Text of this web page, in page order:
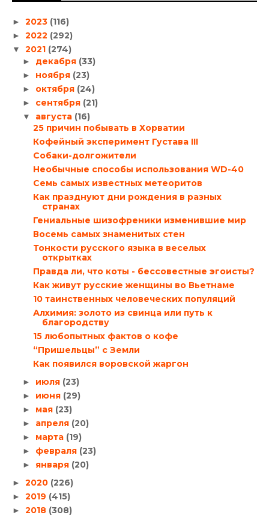
► 2023 (116)
► 2022 (292)
▼ 2021 (274)
► декабря (33)
► ноября (23)
► октября (24)
► сентября (21)
▼ августа (16)
25 причин побывать в Хорватии
Кофейный эксперимент Густава III
Собаки-долгожители
Необычные способы использования WD-40
Семь самых известных метеоритов
Как празднуют дни рождения в разных
странах
Гениальные шизофреники изменившие мир
Восемь самых знаменитых стен
Тонкости русского языка в веселых
открытках
Правда ли, что коты - бессовестные эгоисты?
Как живут русские женщины во Вьетнаме
10 таинственных человеческих популяций
Алхимия: золото из свинца или путь к
благородству
15 любопытных фактов о кофе
“Пришельцы” с Земли
Как появился воровской жаргон
► июля (23)
► июня (29)
► мая (23)
► апреля (20)
► марта (19)
► февраля (23)
► января (20)
► 2020 (226)
► 2019 (415)
► 2018 (308)